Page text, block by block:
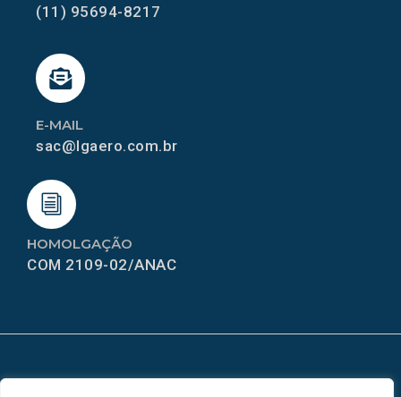
HOMOLGAÇÃO
COM 2109-02/ANAC
E-MAIL
sac@lgaero.com.br
(11) 95694-8217